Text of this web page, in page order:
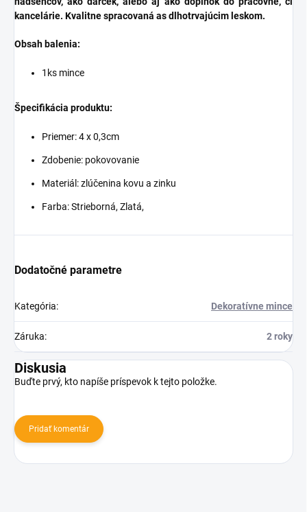
kancelárie. Kvalitne spracovaná as dlhotrvajúcim leskom.
Obsah balenia:
1ks mince
Špecifikácia produktu:
Priemer: 4 x 0,3cm
Zdobenie: pokovovanie
Materiál: zlúčenina kovu a zinku
Farba: Strieborná, Zlatá,
Dodatočné parametre
Kategória: Dekoratívne mince
Záruka: 2 roky
Diskusia
Buďte prvý, kto napíše príspevok k tejto položke.
Pridať komentár